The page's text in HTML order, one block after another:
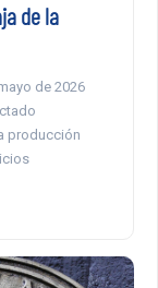
de la
de 2026
producción